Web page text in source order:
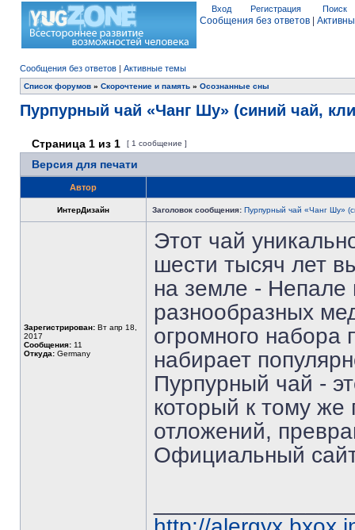
Вход Регистрация Поиск
Сообщения без ответов
Сообщения без ответов | Активные темы
Список форумов » Скорочтение и память » Осознанные сны
Пурпурный чай «Чанг Шу» (синий чай,
Страница 1 из 1 [ 1 сообщение ]
Версия для печати
Автор
ИнтерДизайн Заголовок сообщения: Пурпурный чай «Чанг Шу»
Зарегистрирован: Вт апр 18,
2017
Сообщения: 11
Откуда: Germany
Этот чай
шести тысяч лет
на земле - Непале
разнообразных
огромного набора
набирает
Пурпурный чай -
который к тому же
отложений,
Официальный